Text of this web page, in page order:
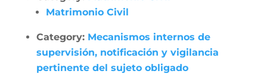
Matrimonio Civil
Category: Mecanismos internos de
supervisión, notificación y vigilancia
pertinente del sujeto obligado